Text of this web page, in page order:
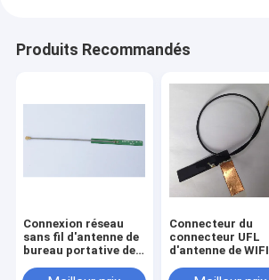
Produits Recommandés
Connexion réseau
sans fil d'antenne de
bureau portative de
Connecteur du
connecteur UFL
d'antenne de WIFI